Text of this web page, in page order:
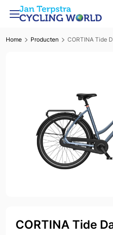
Home Producten CORTINA Tide
CORTINA Tide